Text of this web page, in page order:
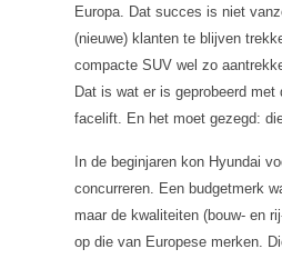
Europa. Dat succes is niet
(nieuwe) klanten te blijven
compacte SUV wel zo
Dat is wat er is geprobeerd met
facelift. En het moet gezegd:
In de beginjaren kon Hyundai
concurreren. Een budgetmerk
maar de kwaliteiten (bouw- en
op die van Europese merken.